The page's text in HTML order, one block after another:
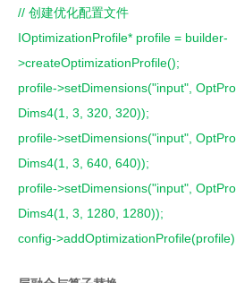
// 创建优化配置文件
IOptimizationProfile* profile = builder-
>createOptimizationProfile();
profile->setDimensions("input",
Dims4(1, 3, 320, 320));
profile->setDimensions("input",
Dims4(1, 3, 640, 640));
profile->setDimensions("input",
Dims4(1, 3, 1280, 1280));
config-